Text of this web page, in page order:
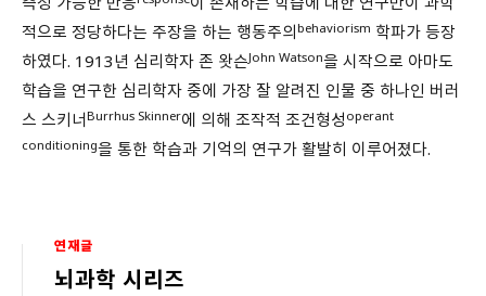
적으로 정당하다는 주장을 하는 행동주의behaviorism 학파가 등장
하였다. 1913년 심리학자 존 왓슨John Watson을 시작으로 아마도
학습을 연구한 심리학자 중에 가장 잘 알려진 인물 중 하나인 버러
스 스키너Burrhus Skinner에 의해 조작적 조건형성 operant
conditioning을 통한 학습과 기억의 연구가 활발히 이루어졌다.
연재글
뇌과학 시리즈